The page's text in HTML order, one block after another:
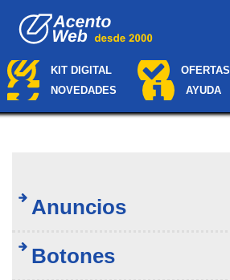
KIT DIGITAL OFERTAS
NOVEDADES
AYUDA
Anuncios
Botones